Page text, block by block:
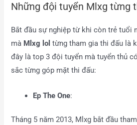
Những đội tuyển Mlxg từng
Bắt đầu sự nghiệp từ khi còn trẻ tuổi
mà Mlxg loltừng tham gia thi đấu là
đây là top 3 đội tuyển mà tuyển thủ
sắc từng góp mặt thi đấu:
Ep The One:
Tháng 5 năm 2013, Mlxg bắt đầu